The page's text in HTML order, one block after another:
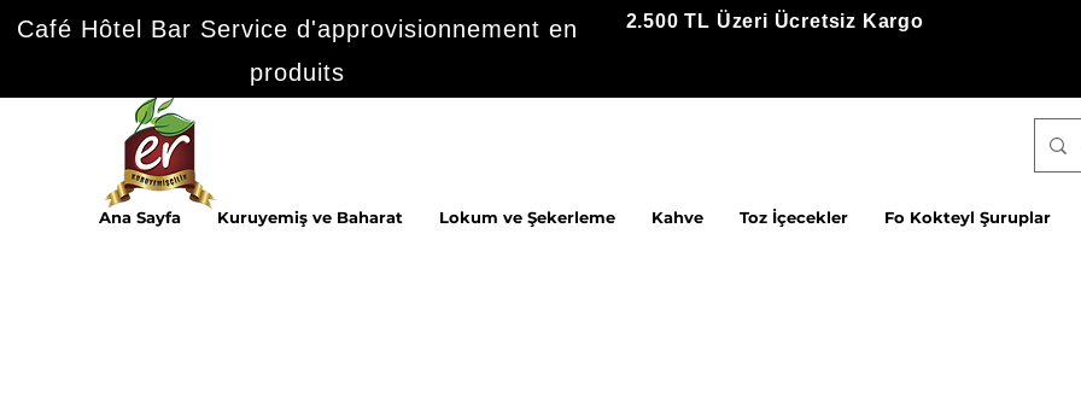
Café Hôtel Bar Service d'approvisionnement en
produits
2.500 TL Üzeri Ücretsiz Kargo
Ana Sayfa Kuruyemiş ve Baharat Lokum ve Şekerleme Kahve Toz İçecekler Fo Kokteyl Şuruplar